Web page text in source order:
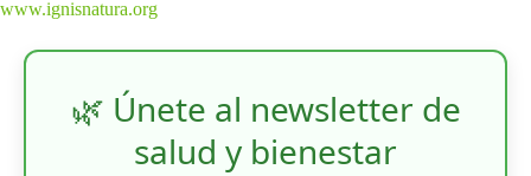
www.ignisnatura.org
🌿 Únete al newsletter de
salud y bienestar